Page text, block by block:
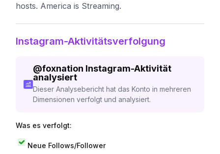
hosts. America is Streaming.
Instagram-Aktivitätsverfolgung
@foxnation Instagram-Aktivität
analysiert
Dieser Analysebericht hat das Konto in mehreren
Dimensionen verfolgt und analysiert.
Was es verfolgt:
Neue Follows/Follower